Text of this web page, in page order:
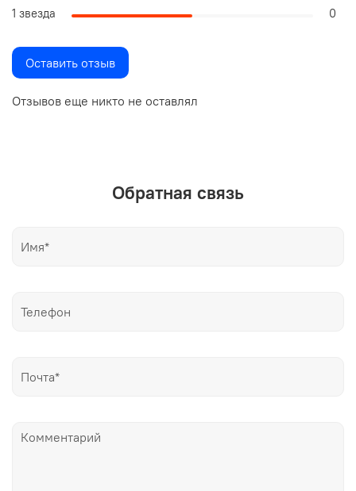
Отзывов еще никто не оставлял
1 звезда
0
Оставить отзыв
Обратная связь